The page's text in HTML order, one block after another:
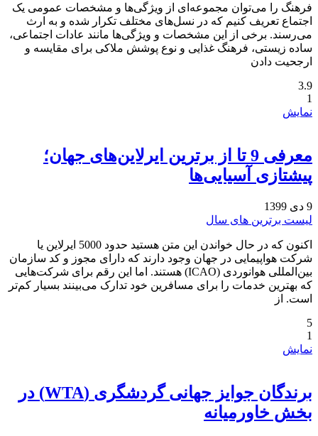
فرهنگ را می‌توان مجموعه‌ای از ویژگی‌‌ها و مشخصات عمومی یک
اجتماع تعریف کنیم که در نسل‌های مختلف تکرار شده و به ارث
می‌رسند. برخی از این مشخصات و ویژگی‌ها مانند عادات اجتماعی،
ساده ‌زیستی، فرهنگ غذایی و نوع پوشش ملاکی برای مقایسه و
ارجحیت دادن
3.9
1
نمایش
معرفی 9 تا از برترین ایرلاین‌های جهان؛
پیشتازی آسیایی‌ها
9 دی 1399
لیست برترین های سال
اکنون که در حال خواندن این متن هستید حدود 5000 ایرلاین یا
شرکت هواپیمایی در جهان وجود دارند که دارای مجوز و کد سازمان
بین‌المللی هوانوردی (ICAO) هستند. اما این رقم برای شرکت‌هایی
که بهترین خدمات را برای مسافرین خود تدارک می‌بینند بسیار کم‌تر
است. از
5
1
نمایش
برندگان جوایز جهانی گردشگری (WTA) در
بخش خاورمیانه